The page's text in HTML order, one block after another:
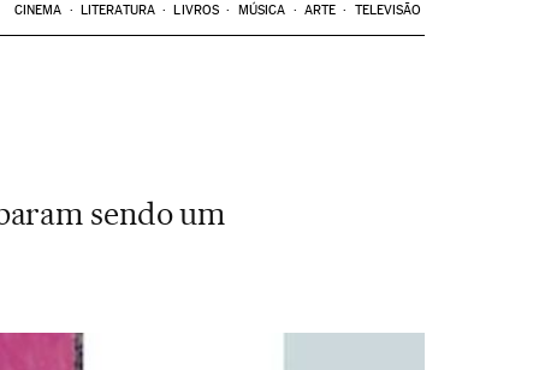
CINEMA LITERATURA LIVROS MÚSICA ARTE TELEVISÃO
sendo um